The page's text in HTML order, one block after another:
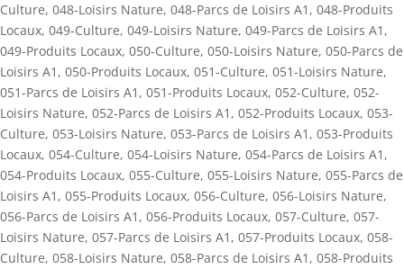
Culture, 048-Loisirs Nature, 048-Parcs de Loisirs A1 , 048-Produits
Locaux, 049-Culture, 049-Loisirs Nature, 049-Parcs de Loisirs A1 ,
049-Produits Locaux, 050-Culture, 050-Loisirs Nature, 050-Parcs de
Loisirs A1 , 050-Produits Locaux, 051-Culture, 051-Loisirs Nature,
051-Parcs de Loisirs A1 , 051-Produits Locaux, 052-Culture, 052-
Loisirs Nature, 052-Parcs de Loisirs A1 , 052-Produits Locaux, 053-
Culture, 053-Loisirs Nature, 053-Parcs de Loisirs A1 , 053-Produits
Locaux, 054-Culture, 054-Loisirs Nature, 054-Parcs de Loisirs A1 ,
054-Produits Locaux, 055-Culture, 055-Loisirs Nature, 055-Parcs de
Loisirs A1 , 055-Produits Locaux, 056-Culture, 056-Loisirs Nature,
056-Parcs de Loisirs A1 , 056-Produits Locaux, 057-Culture, 057-
Loisirs Nature, 057-Parcs de Loisirs A1 , 057-Produits Locaux, 058-
Culture, 058-Loisirs Nature, 058-Parcs de Loisirs A1 , 058-Produits